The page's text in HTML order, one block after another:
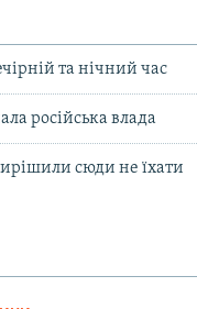
та нічний час
російська влада
сюди не їхати